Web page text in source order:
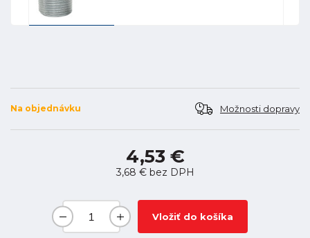
Na objednávku Možnosti dopravy
4,53 €
3,68 €bez DPH
Vložiť do košíka